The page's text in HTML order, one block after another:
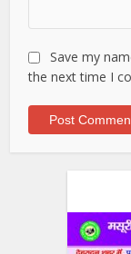
Save my
the next time I